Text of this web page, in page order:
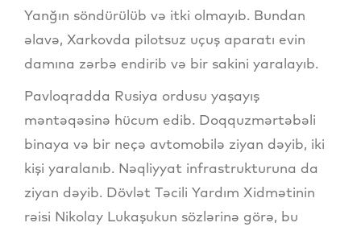
Yanğın söndürülüb və itki olmayıb. Bundan
əlavə, Xarkovda pilotsuz uçuş aparatı evin
damına zərbə endirib və bir sakini yaralayıb.
Pavloqradda Rusiya ordusu yaşayış
məntəqəsinə hücum edib. Doqquzmərtəbəli
binaya və bir neçə avtomobilə ziyan dəyib, iki
kişi yaralanıb. Nəqliyyat infrastrukturuna da
ziyan dəyib. Dövlət Təcili Yardım Xidmətinin
rəisi Nikolay Lukaşukun sözlərinə görə, bu